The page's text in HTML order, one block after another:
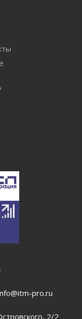
pro.ru
2/2